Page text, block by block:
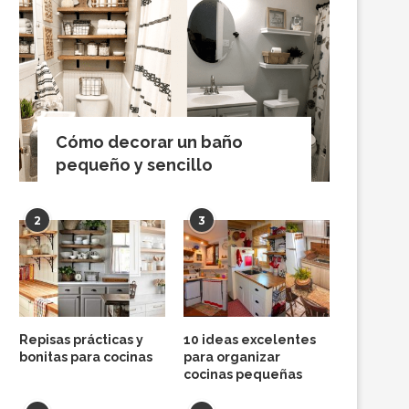
Cómo decorar un baño
pequeño y sencillo
2
Repisas prácticas y
bonitas para cocinas
3
10 ideas excelentes
para organizar
cocinas pequeñas